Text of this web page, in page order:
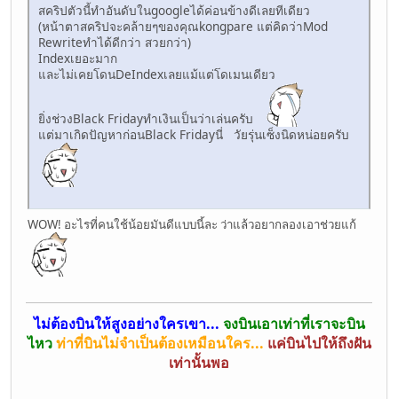
สคริปตัวนี้ทำอันดับในgoogleได้ค่อนข้างดีเลยทีเดียว
(หน้าตาสคริปจะคล้ายๆของคุณkongpare แต่คิดว่าMod
Rewriteทำได้ดีกว่า สวยกว่า)
Indexเยอะมาก
และไม่เคยโดนDeIndexเลยแม้แต่โดเมนเดียว
ยิ่งช่วงBlack Fridayทำเงินเป็นว่าเล่นครับ
แต่มาเกิดปัญหาก่อนBlack Fridayนี่ วัยรุ่นเซ็งนิดหน่อยครับ
WOW! อะไรที่คนใช้น้อยมันดีแบบนี้ละ ว่าแล้วอยากลองเอาช่วยแก้
ไม่ต้องบินให้สูงอย่างใครเขา... จงบินเอาเท่าที่เราจะบิน
ไหว ท่าที่บินไม่จำเป็นต้องเหมือนใคร... แค่บินไปให้ถึงฝัน
เท่านั้นพอ